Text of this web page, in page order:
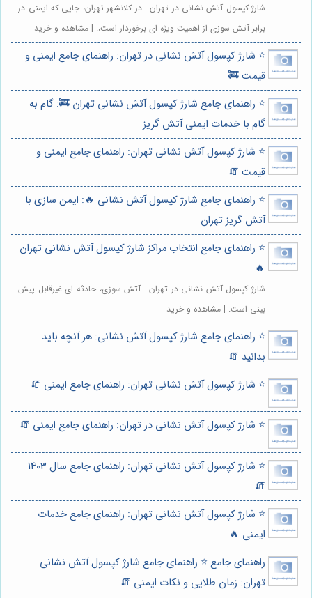
شارژ کپسول آتش نشانی در تهران - در کلانشهر تهران، جایی که ایمنی در
برابر آتش سوزی از اهمیت ویژه ای برخوردار است،. | مشاهده و خرید
⭐️ شارژ کپسول آتش نشانی در تهران: راهنمای جامع ایمنی و
قیمت 🚒
⭐️ راهنمای جامع شارژ کپسول آتش نشانی تهران 🚒: گام به
گام با خدمات ایمنی آتش گریز
⭐️ شارژ کپسول آتش نشانی تهران: راهنمای جامع ایمنی و
قیمت 🧯
⭐️ راهنمای جامع شارژ کپسول آتش نشانی 🔥: ایمن سازی با
آتش گریز تهران
⭐️ راهنمای جامع انتخاب مراکز شارژ کپسول آتش نشانی تهران
🔥
شارژ کپسول آتش نشانی در تهران - آتش سوزی، حادثه ای غیرقابل پیش
بینی است. | مشاهده و خرید
⭐️ راهنمای جامع شارژ کپسول آتش نشانی: هر آنچه باید
بدانید 🧯
⭐️ شارژ کپسول آتش نشانی تهران: راهنمای جامع ایمنی 🧯
⭐️ شارژ کپسول آتش نشانی در تهران: راهنمای جامع ایمنی 🧯
⭐️ شارژ کپسول آتش نشانی تهران: راهنمای جامع سال 1403
🧯
⭐️ شارژ کپسول آتش نشانی تهران: راهنمای جامع خدمات
ایمنی 🔥
راهنمای جامع ⭐️ راهنمای جامع شارژ کپسول آتش نشانی
تهران: زمان طلایی و نکات ایمنی 🧯